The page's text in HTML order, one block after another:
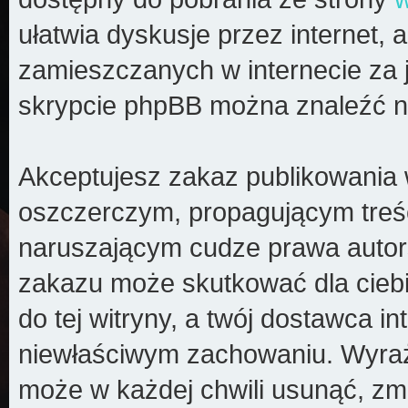
ułatwia dyskusje przez internet,
zamieszczanych w internecie
skrypcie phpBB można znaleźć
Akceptujesz zakaz
oszczerczym, propagującym
naruszającym cudze prawa
zakazu może skutkować dla
do tej witryny, a twój dostawca
niewłaściwym zachowaniu.
może w każdej chwili usunąć,